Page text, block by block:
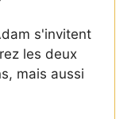
s'invitent
les deux
mais aussi